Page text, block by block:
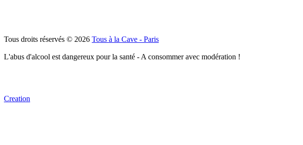
Tous droits réservés © 2026 Tous à la Cave - Paris
L'abus d'alcool est dangereux pour la santé - A consommer avec modération !
Creation